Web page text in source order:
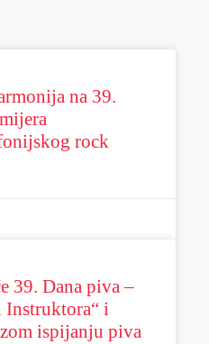
na 39.
rock
39. Dana piva –
Instruktora“ i
ispijanju piva